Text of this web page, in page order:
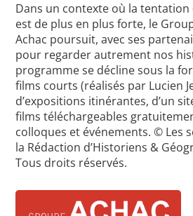
Concours
Conférences,
Critique d’ouvrages
Culture
Dans un contexte où la
est de plus en plus forte, le
Achac poursuit, avec ses
pour regarder autrement nos
programme se décline sous la
films courts (réalisés par Lucien
d’expositions itinérantes, d’un
films téléchargeables
colloques et événements. © Les
la Rédaction d’Historiens &
Tous droits réservés.